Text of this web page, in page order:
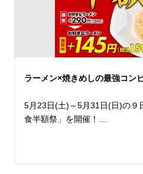
さらに、たっぷりのもやしに
うが、揚げ玉を加えることで
味わいに。
中太ちぢれ麺に特製だれがし
総重量約700gの圧倒的ボリュ
うまねぎやチューシューをト
らにがっつり楽しむのもおすす
ディナーでもパワーチャージし
ラーメン×焼きめしの最強コン
5月23日(土)～5月31日(日)の９
食半額祭」を開催！
をご提示いただくと、焼きめ